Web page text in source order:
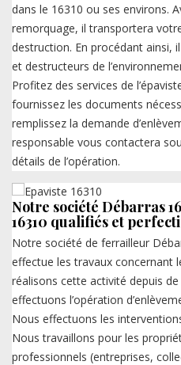
dans le 16310 ou ses environs.
remorquage, il transportera
destruction. En procédant ainsi,
et destructeurs de
Profitez des services de
fournissez les documents
remplissez la demande
responsable vous contactera
détails de l’opération.
Notre société Débarras
16310 qualifiés et
Notre société de ferrailleur
effectue les travaux concernant
réalisons cette activité depuis
effectuons l’opération
Nous effectuons les
Nous travaillons pour les
professionnels (entreprises,